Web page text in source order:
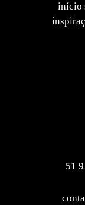
início
51